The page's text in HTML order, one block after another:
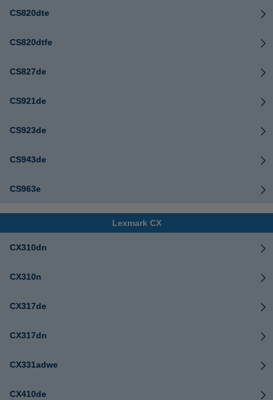
CS820dte
CS820dtfe
CS827de
CS921de
CS923de
CS943de
CS963e
Lexmark CX
CX310dn
CX310n
CX317de
CX317dn
CX331adwe
CX410de